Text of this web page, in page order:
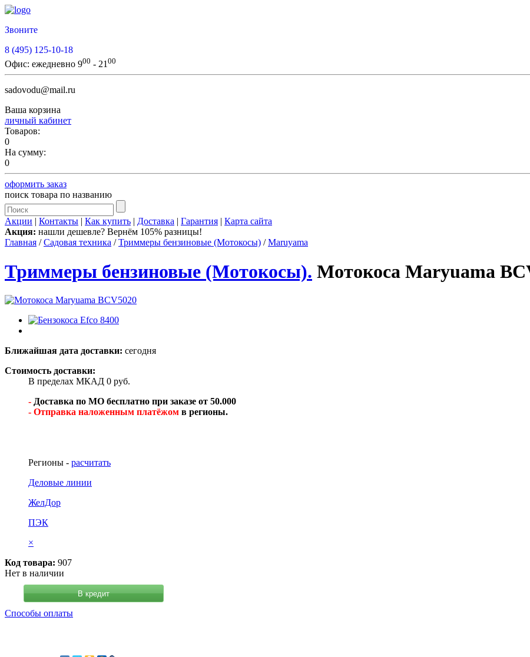
Звоните
8 (495) 125-10-18
Офис: ежедневно 900 - 21 00
sadovodu@mail.ru
Ваша корзина
личный кабинет
Товаров:
0
На сумму:
0
оформить заказ
поиск товара по названию
Акции | Контакты | Как купить | Доставка | Гарантия | Карта сайта
Акция: нашли дешевле? Вернём 105% разницы!
Главная /Садовая техника /Триммеры бензиновые (Мотокосы) /Maruyama
Триммеры бензиновые (Мотокосы). Мотокоса Maryuama
Ближайшая дата доставки: сегодня
Стоимость доставки:
В пределах МКАД 0 руб.
- Доставка по МО бесплатно при заказе от 50.000
- Отправка наложенным платёжом в регионы.
Регионы - расчитать
Деловые линии
ЖелДор
ПЭК
×
Код товара: 907
Нет в наличии
В кредит
Способы оплаты